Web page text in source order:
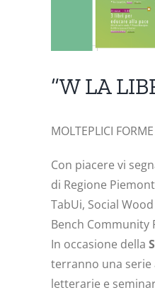
“W LA
MOLTEPLICI
Con piacere vi
di Regione
TabUi, Social
Bench Community
In occasione della
terranno una
letterarie e